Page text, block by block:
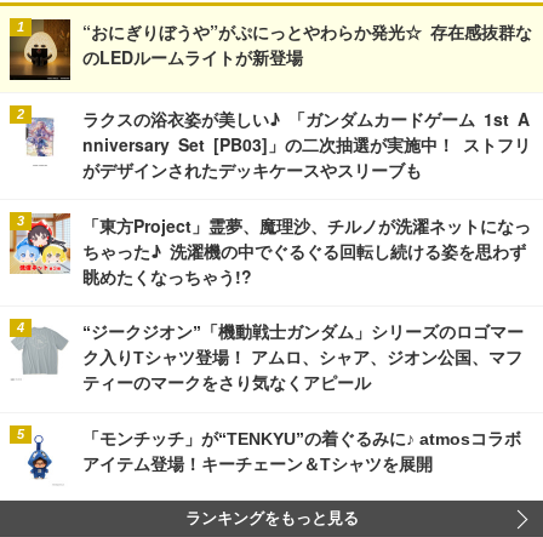
“おにぎりぼうや”がぷにっとやわらか発光☆ 存在感抜群な
のLEDルームライトが新登場
ラクスの浴衣姿が美しい♪ 「ガンダムカードゲーム 1st A
nniversary Set [PB03]」の二次抽選が実施中！ ストフリ
がデザインされたデッキケースやスリーブも
「東方Project」霊夢、魔理沙、チルノが洗濯ネットになっ
ちゃった♪ 洗濯機の中でぐるぐる回転し続ける姿を思わず
眺めたくなっちゃう!?
“ジークジオン”「機動戦士ガンダム」シリーズのロゴマー
ク入りTシャツ登場！ アムロ、シャア、ジオン公国、マフ
ティーのマークをさり気なくアピール
「モンチッチ」が“TENKYU”の着ぐるみに♪ atmosコラボ
アイテム登場！キーチェーン＆Tシャツを展開
ランキングをもっと見る